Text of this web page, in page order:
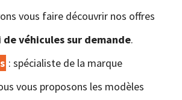
vous faire découvrir nos offres
de véhicules sur demande.
: spécialiste de la marque
vous proposons les modèles